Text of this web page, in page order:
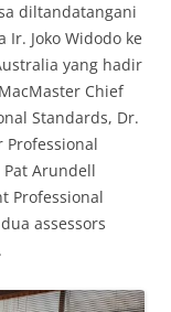
diltandatangani
Joko Widodo ke
yang hadir
Chief
Standards, Dr.
Professional
Arundell
Professional
assessors